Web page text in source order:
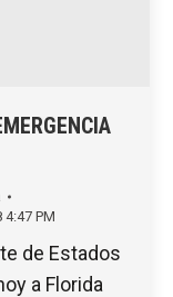
PM
de Estados
a Florida